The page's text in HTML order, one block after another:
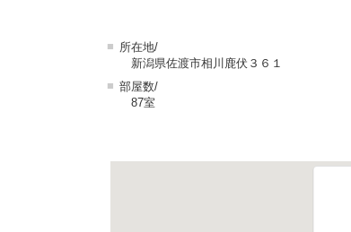
■ 所在地/
新潟県佐渡市相川鹿伏３６１
■ 部屋数/
87室